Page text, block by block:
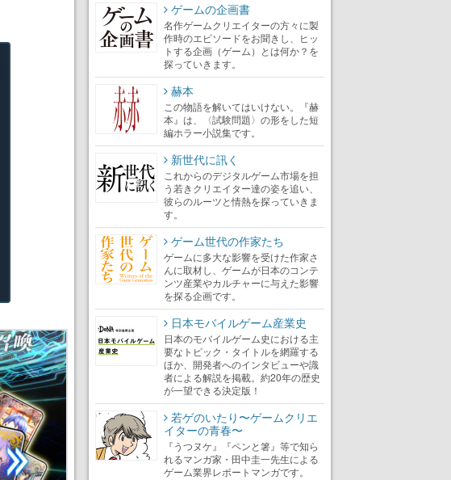
ゲームの企画書
名作ゲームクリエイターの方々に製
作時のエピソードをお聞きし、ヒッ
トする企画（ゲーム）とは何か？を
探っていきます。
赫本
この物語を解いてはいけない。『赫
本』は、〈試験問題〉の形をした短
編ホラー小説集です。
新世代に訊く
これからのデジタルゲーム市場を担
う若きクリエイター達の姿を追い、
彼らのルーツと情熱を探っていきま
す。
ゲーム世代の作家たち
ゲームに多大な影響を受けた作家さ
んに取材し、ゲームが日本のコンテ
ンツ産業やカルチャーに与えた影響
を探る企画です。
日本モバイルゲーム産業史
日本のモバイルゲーム史における主
要なトピック・タイトルを網羅する
ほか、開発者へのインタビューや識
者による解説を掲載。約20年の歴史
が一望できる決定版！
若ゲのいたり〜ゲームクリエ
イターの青春〜
『うつヌケ』『ペンと箸』等で知ら
れるマンガ家・田中圭一先生による
ゲーム業界レポートマンガです。